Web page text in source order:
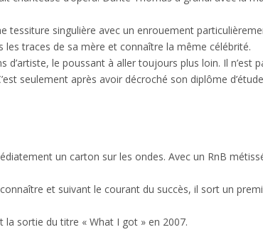
tessiture singulière avec un enrouement
traces de sa mère et connaître la même célébrité.
d’artiste, le poussant à aller toujours plus loin. Il n’est
seulement après avoir décroché son diplôme
un carton sur les ondes. Avec un RnB
et suivant le courant du succès, il sort un
la sortie du titre « What I got » en 2007.